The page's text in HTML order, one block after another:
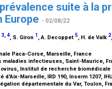
suite à la
Europe - 02/08/22
3,4, S. Giron 1 , A. Decoppet 5, H. de Valk 2
Paca-Corse, Marseille, France
maladies infectieuses, Saint-Maurice,
Institut de recherche
Marseille, IRD 190, Inserm 1207,
départementale du Var, Toulon,